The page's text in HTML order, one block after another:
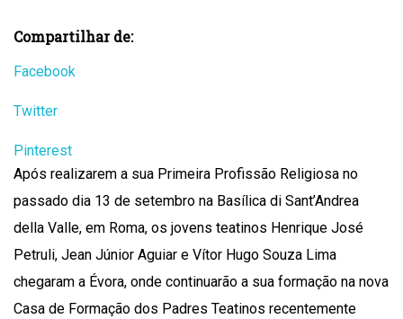
Compartilhar de:
Facebook
Twitter
Pinterest
Após realizarem a sua Primeira Profissão Religiosa no
passado dia 13 de setembro na Basílica di Sant’Andrea
della Valle, em Roma, os jovens teatinos Henrique José
Petruli, Jean Júnior Aguiar e Vítor Hugo Souza Lima
chegaram a Évora, onde continuarão a sua formação na nova
Casa de Formação dos Padres Teatinos recentemente